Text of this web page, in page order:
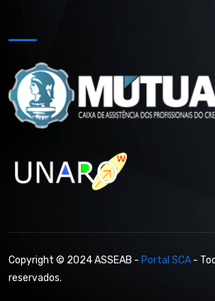
Copyright © 2024 ASSEAB - Portal SCA -
reservados.